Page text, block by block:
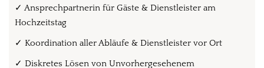
✓Ansprechpartnerin für Gäste & Dienstleister am
Hochzeitstag
✓ Koordination aller Abläufe & Dienstleister vor Ort
✓ Diskretes Lösen von Unvorhergesehenem